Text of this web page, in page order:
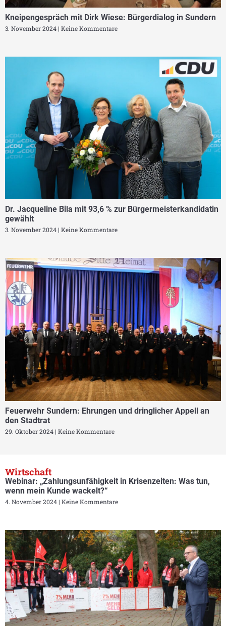
Kneipengespräch mit Dirk Wiese: Bürgerdialog in Sundern
3. November 2024 Keine Kommentare
Dr. Jacqueline Bila mit 93,6 % zur Bürgermeisterkandidatin
gewählt
3. November 2024 Keine Kommentare
Feuerwehr Sundern: Ehrungen und dringlicher Appell an
den Stadtrat
29. Oktober 2024 Keine Kommentare
Wirtschaft
Webinar: „Zahlungsunfähigkeit in Krisenzeiten: Was tun,
wenn mein Kunde wackelt?“
4. November 2024 Keine Kommentare